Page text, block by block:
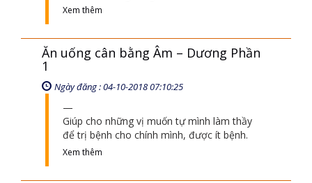
Xem thêm
Ăn uống cân bằng Âm – Dương Phần
1
Ngày đăng : 04-10-2018 07:10:25
Giúp cho những vị muốn tự mình làm thầy
để trị bệnh cho chính mình, được ít bệnh.
Xem thêm